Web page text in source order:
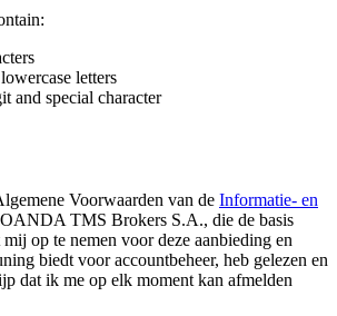
letters
and special character
Voorwaarden van de Informatie- en
TMS Brokers S.A., die de basis
op te nemen voor deze aanbieding en
biedt voor accountbeheer, heb gelezen en
dat ik me op elk moment kan afmelden